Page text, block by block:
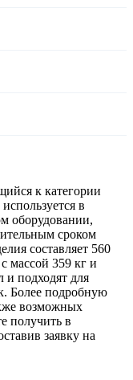
к категории
в
оборудовании,
сроком
составляет 560
массой 359 кг и
и подходят для
Более подробную
возможных
получить в
заявку на